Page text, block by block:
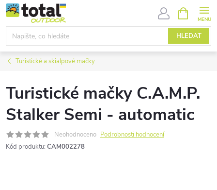
Přejít
na
obsah
HLEDAT
NÁKUPNÍ
KOŠÍK
Turistické a skialpové mačky
Turistické mačky C.A.M.P.
Stalker Semi - automatic
Neohodnoceno Podrobnosti hodnocení
Kód produktu: CAM002278